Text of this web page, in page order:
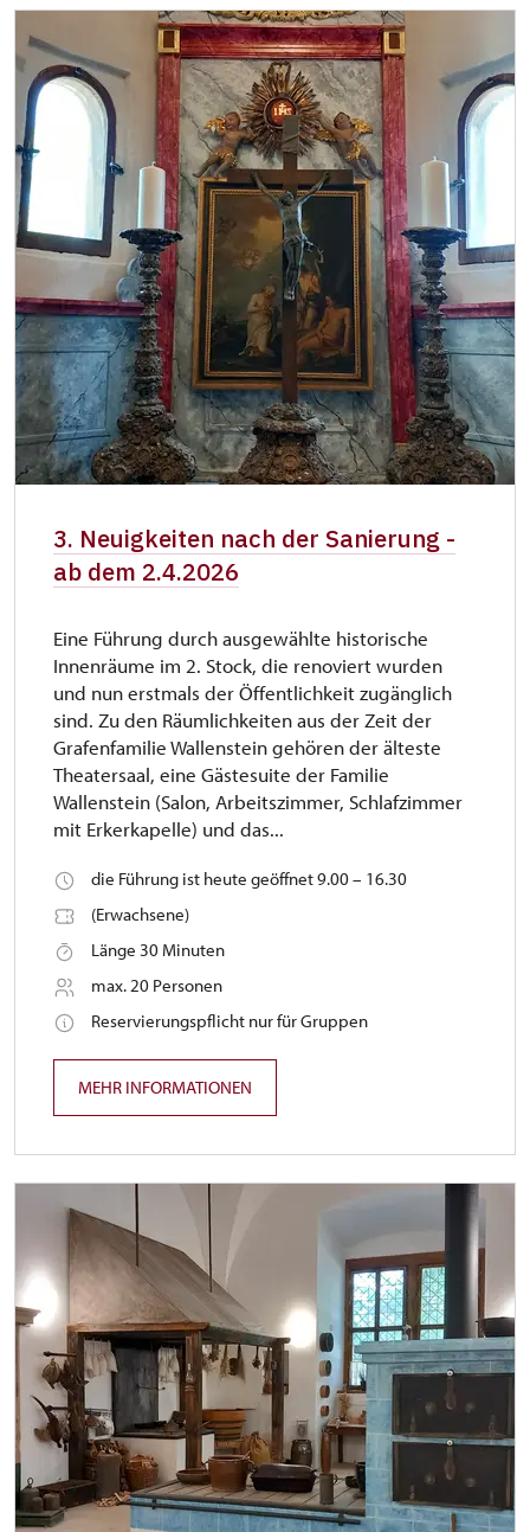
3. Neuigkeiten nach der Sanierung -
ab dem 2.4.2026
Eine Führung durch ausgewählte historische
Innenräume im 2. Stock, die renoviert wurden
und nun erstmals der Öffentlichkeit zugänglich
sind. Zu den Räumlichkeiten aus der Zeit der
Grafenfamilie Wallenstein gehören der älteste
Theatersaal, eine Gästesuite der Familie
Wallenstein (Salon, Arbeitszimmer, Schlafzimmer
mit Erkerkapelle) und das...
die Führung ist heute geöffnet 9.00 – 16.30
(Erwachsene)
Länge 30 Minuten
max. 20 Personen
Reservierungspflicht nur für Gruppen
MEHR INFORMATIONEN